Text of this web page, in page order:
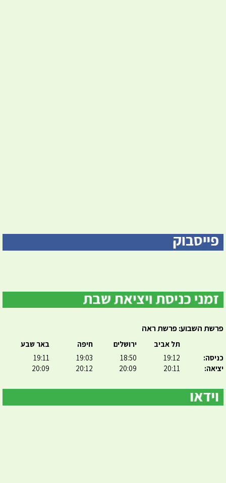
פרשת השבוע: פרשת ראה
כניסה:
יציאה:
תל אביב
19:12
20:11
ירושלים
18:50
20:09
חיפה
19:03
20:12
באר שבע
19:11
20:09